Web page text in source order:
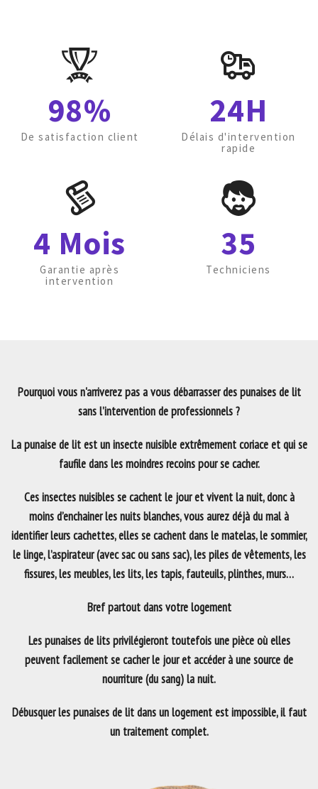
98%
De satisfaction client
24H
Délais d'intervention
rapide
4 Mois
Garantie après
intervention
35
Techniciens
Pourquoi vous n'arriverez pas a vous débarrasser des punaises de lit
sans l’intervention de professionnels ?
La punaise de lit est un insecte nuisible extrêmement coriace et qui se
faufile dans les moindres recoins pour se cacher.
Ces insectes nuisibles se cachent le jour et vivent la nuit, donc à
moins d’enchainer les nuits blanches, vous aurez déjà du mal à
identifier leurs cachettes, elles se cachent dans le matelas, le sommier,
le linge, l’aspirateur (avec sac ou sans sac), les piles de vêtements, les
fissures, les meubles, les lits, les tapis, fauteuils, plinthes, murs…
Bref partout dans votre logement
Les punaises de lits privilégieront toutefois une pièce où elles
peuvent facilement se cacher le jour et accéder à une source de
nourriture (du sang) la nuit.
Débusquer les punaises de lit dans un logement est impossible, il faut
un traitement complet.